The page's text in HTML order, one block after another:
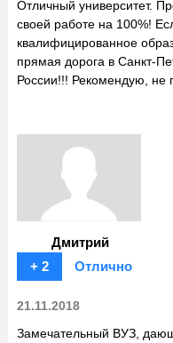
Отличный университет.
своей работе на 100%!
квалифицированное
прямая дорога в Санкт-
России!!! Рекомендую, не
Дмитрий
+ 2
Отлично
21.11.2018
Замечательный ВУЗ,